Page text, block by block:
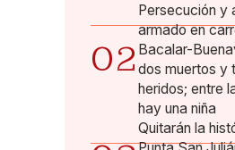
02
Persecución y
armado en
Bacalar-
dos muertos y
heridos; entre
hay una niña
Quitarán la